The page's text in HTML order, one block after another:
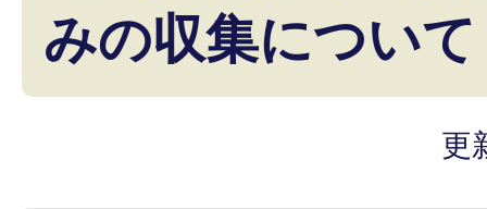
みの収集について
更